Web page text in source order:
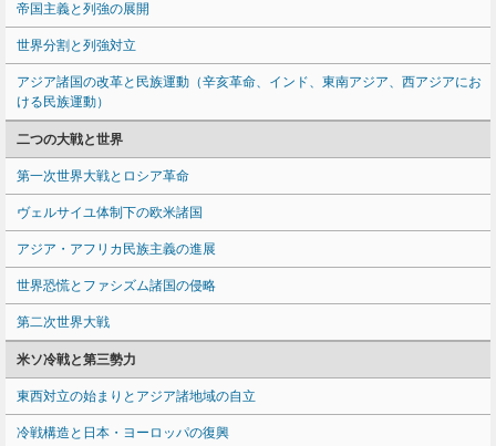
帝国主義と列強の展開
世界分割と列強対立
アジア諸国の改革と民族運動（辛亥革命、インド、東南アジア、西アジアにお
ける民族運動）
二つの大戦と世界
第一次世界大戦とロシア革命
ヴェルサイユ体制下の欧米諸国
アジア・アフリカ民族主義の進展
世界恐慌とファシズム諸国の侵略
第二次世界大戦
米ソ冷戦と第三勢力
東西対立の始まりとアジア諸地域の自立
冷戦構造と日本・ヨーロッパの復興